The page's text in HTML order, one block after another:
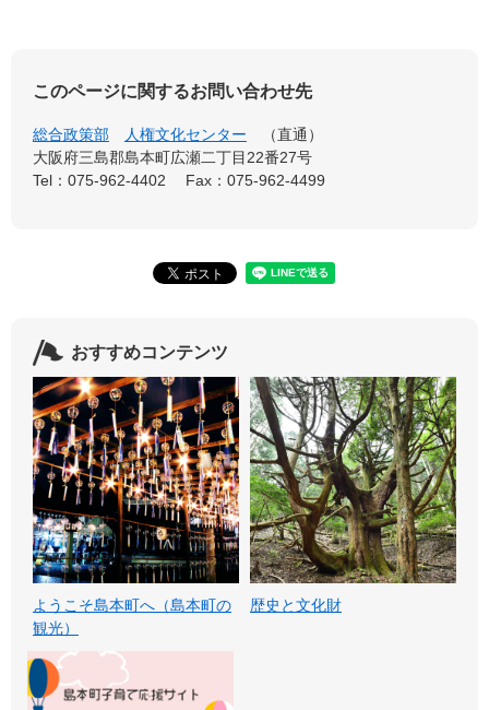
このページに関するお問い合わせ先
総合政策部 人権文化センター
直通
大阪府三島郡島本町広瀬二丁目22番27号
Tel：075-962-4402
Fax：075-962-4499
おすすめコンテンツ
ようこそ島本町へ（島本町の
観光）
歴史と文化財